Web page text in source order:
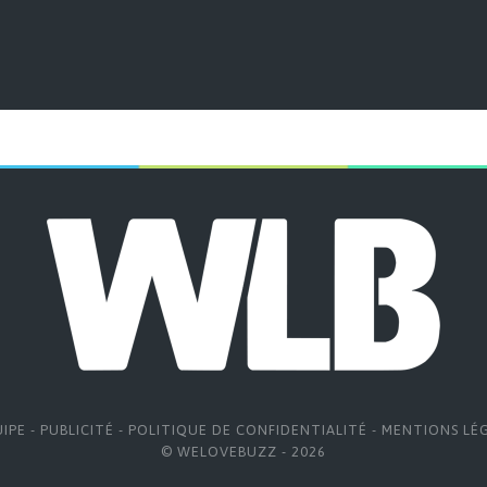
- PUBLICITÉ - POLITIQUE DE CONFIDENTIALITÉ - MENTIONS
© WELOVEBUZZ - 2026